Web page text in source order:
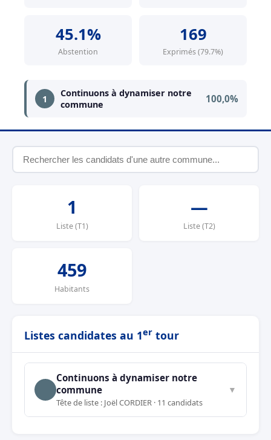
45.1%
Abstention
169
Exprimés (79.7%)
1
Continuons à dynamiser notre
commune
100,0%
1
Liste (T1)
—
Liste (T2)
459
Habitants
Listes candidates au 1er tour
Continuons à dynamiser notre
commune
Tête de liste : Joël CORDIER · 11 candidats
▼